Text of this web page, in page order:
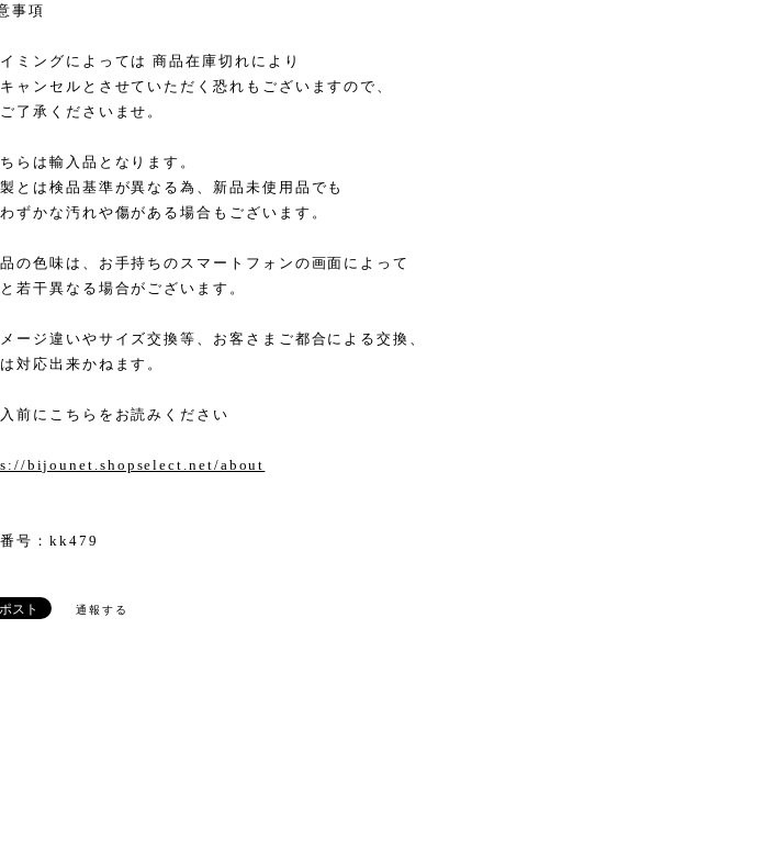
事項
ミングによっては 商品在庫切れにより
ャンセルとさせていただく恐れもございますので、
了承くださいませ。
らは輸入品となります。
とは検品基準が異なる為、新品未使用品でも
ずかな汚れや傷がある場合もございます。
の色味は、お手持ちのスマートフォンの画面によって
若干異なる場合がございます。
ージ違いやサイズ交換等、お客さまご都合による交換、
対応出来かねます。
前にこちらをお読みください
bijounet.shopselect.net/about
号：kk479
通報する